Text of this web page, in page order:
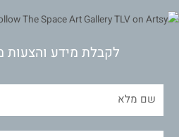
לקבלת מידע והצעות